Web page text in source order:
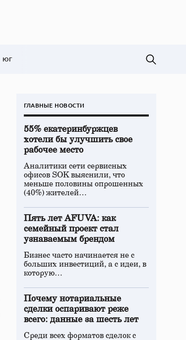
ЮГ
ГЛАВНЫЕ НОВОСТИ
55% екатеринбуржцев
хотели бы улучшить свое
рабочее место
Аналитики сети сервисных
офисов SOK выяснили, что
меньше половины опрошенных
(40%) жителей…
Пять лет AFUVA: как
семейный проект стал
узнаваемым брендом
Бизнес часто начинается не с
больших инвестиций, а с идеи, в
которую…
Почему нотариальные
сделки оспаривают реже
всего: данные за шесть лет
Среди всех форматов сделок с